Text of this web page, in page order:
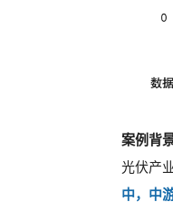
案例背
光伏产
中，中